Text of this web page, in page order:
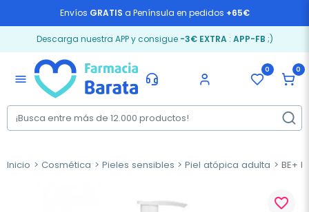
Envíos GRATIS a Península en pedidos +65€
Descarga nuestra APP y consigue -3€ EXTRA: APP-FB ;)
menu
0 0
Inicio Cosmética Pieles sensibles Piel atópica adulta BE+
favorite_border